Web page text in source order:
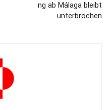
ng ab Málaga bleibt
unterbrochen